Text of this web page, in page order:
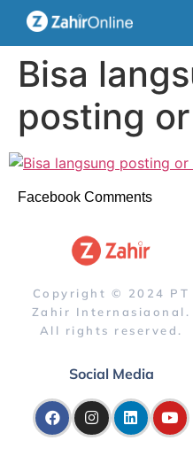
Bisa
posting
Facebook Comments
Copyright © 2024 PT
Zahir Internasiaonal.
All rights reserved.
Social Media